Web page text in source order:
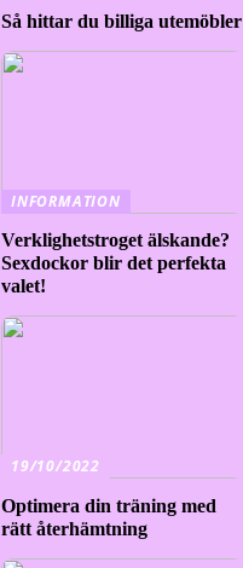
Så hittar du billiga utemöbler
INFORMATION
Verklighetstroget älskande?
Sexdockor blir det perfekta
valet!
19/10/2022
Optimera din träning med
rätt återhämtning